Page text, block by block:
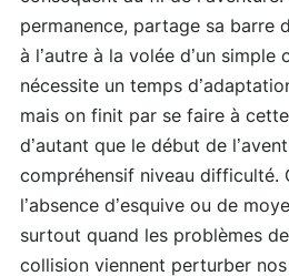
permanence, partage sa barre
à l’autre à la volée d’un simple
nécessite un temps
mais on finit par se faire à
d’autant que le début de
compréhensif niveau difficulté.
l’absence d’esquive ou de
surtout quand les problèmes
collision viennent perturber